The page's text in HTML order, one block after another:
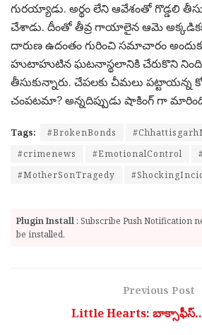
గురయ్యాడు. అర్థం లేని ఆవేశంతో గొడ్డలి
చేశాడు. దీంతో తీవ్ర గాయాలైన ఆమె
దారుణ ఉదంతం గురించి సమాచారం
హుటాహుటిన ఘటనాస్థలానికి చేరుకొని
తీసుకున్నారు. చేపలకు చీమలు పట్టాయన్న
చంపటమా? అన్నదిప్పుడు షాకింగ్ గా
Tags: #BrokenBonds
#crimenews
#EmotionalControl
#MotherSonTragedy
Plugin Install : Subscribe Push Notification
be installed.
Previous Post
Little Hearts: